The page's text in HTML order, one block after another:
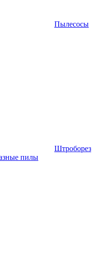
Пылесосы
Штроборез
пилы